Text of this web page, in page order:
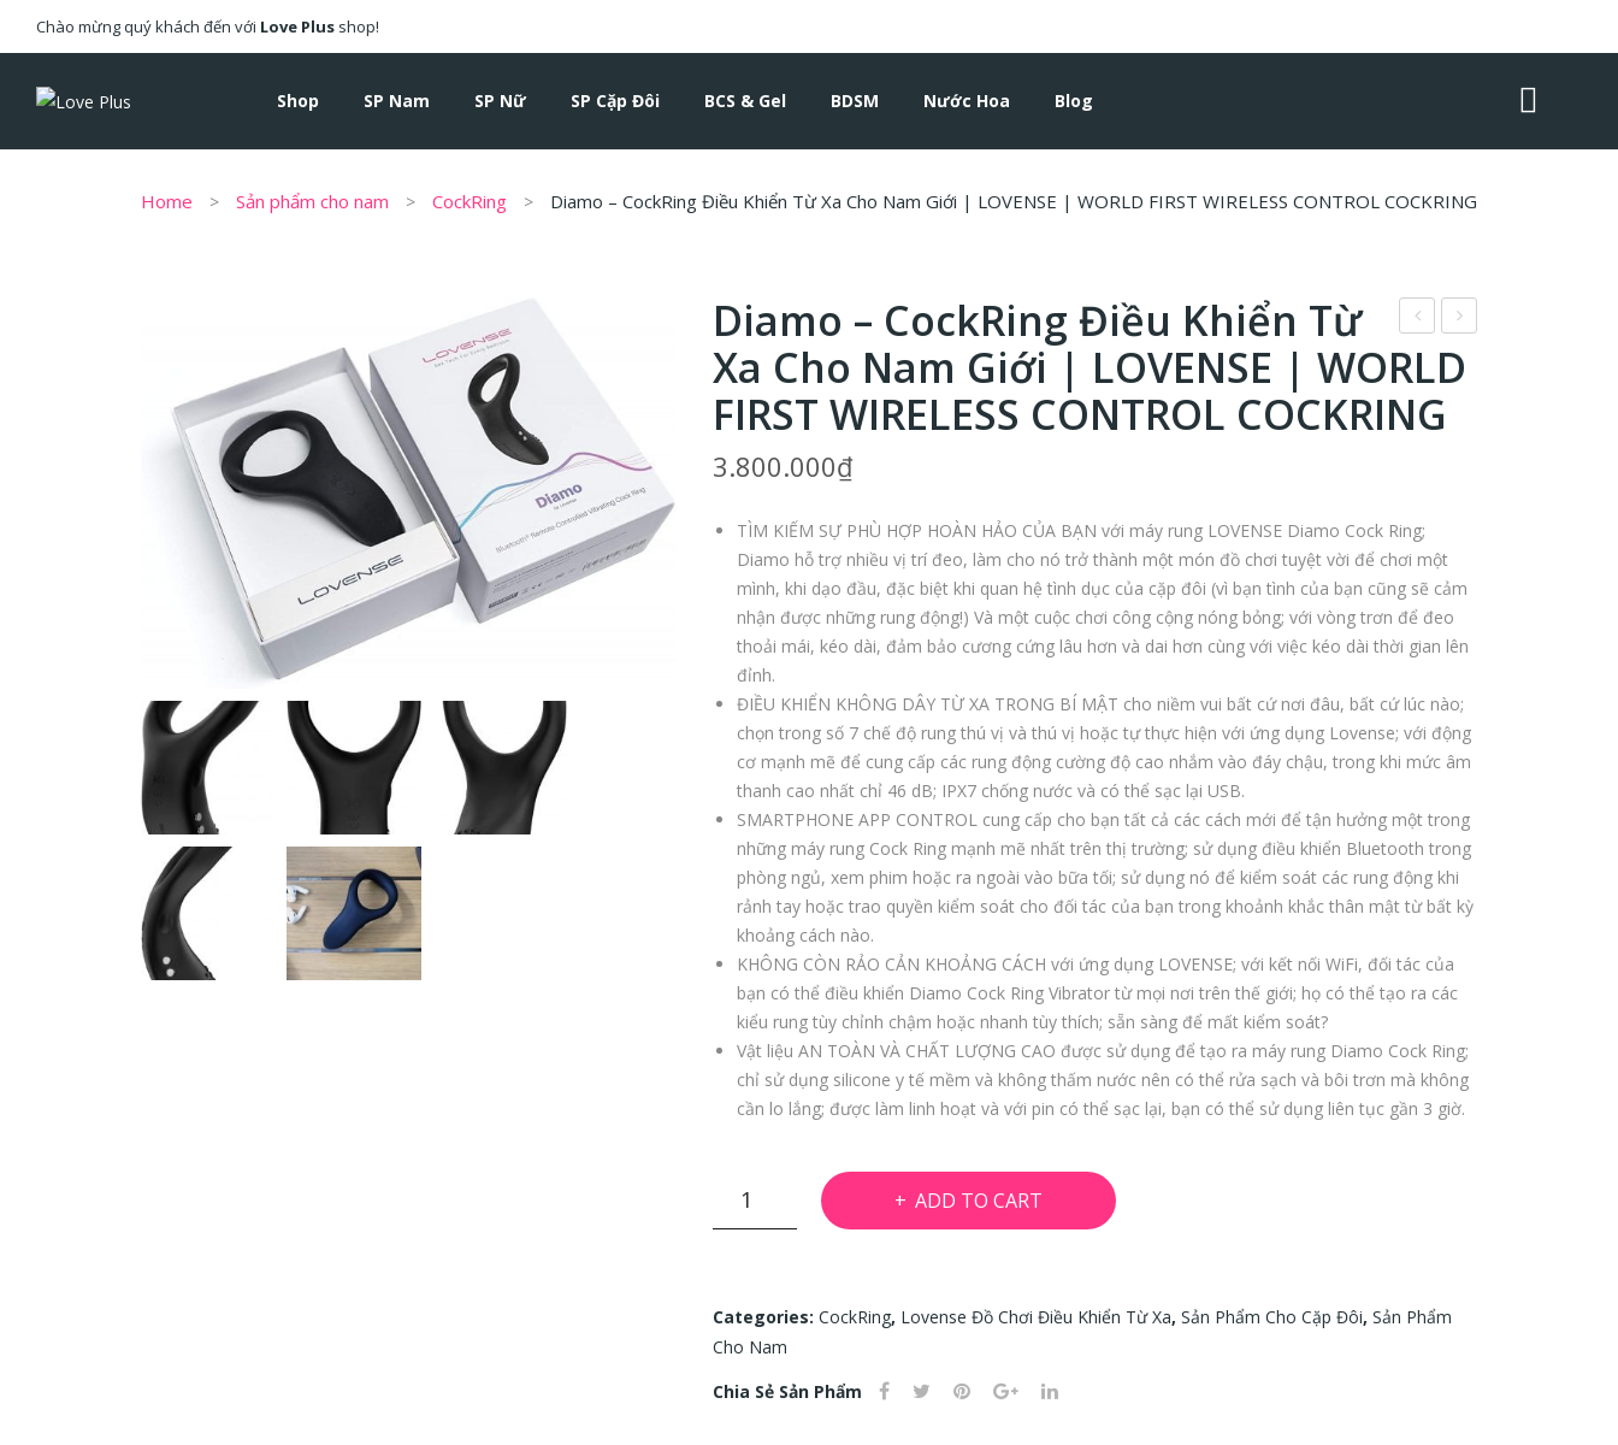
Chào mừng quý khách đến với Love Plus shop!
Shop SP Nam SP Nữ SP Cặp Đôi BCS & Gel BDSM Nước Hoa Blog
Home Sản phẩm cho nam CockRing Diamo – CockRing Điều Khiển Từ Xa Cho Nam Giới | LOVENSE | WORLD FIRST WIRELESS CONTROL COCKRING
ao
Cao
Su
X –
Siêu
Mỏ
ng
Cấu
Trú
Lục
Giá
c
Nhấ
t
Giới
(12
ung
dịch
ngư
ời
lớn
dạn
xịt
|
m &
Eve
| 4
In 1
Pur
e &
an
Foa
min
/11
Diamo – CockRing Điều Khiển Từ
Xa Cho Nam Giới | LOVENSE | WORLD
FIRST WIRELESS CONTROL COCKRING
3.800.000₫
TÌM KIẾM SỰ PHÙ HỢP HOÀN HẢO CỦA BẠN với máy rung LOVENSE Diamo Cock Ring;
Diamo hỗ trợ nhiều vị trí đeo, làm cho nó trở thành một món đồ chơi tuyệt vời để chơi một
mình, khi dạo đầu, đặc biệt khi quan hệ tình dục của cặp đôi (vì bạn tình của bạn cũng sẽ cảm
nhận được những rung động!) Và một cuộc chơi công cộng nóng bỏng; với vòng trơn để đeo
thoải mái, kéo dài, đảm bảo cương cứng lâu hơn và dai hơn cùng với việc kéo dài thời gian lên
đỉnh.
ĐIỀU KHIỂN KHÔNG DÂY TỪ XA TRONG BÍ MẬT cho niềm vui bất cứ nơi đâu, bất cứ lúc nào;
chọn trong số 7 chế độ rung thú vị và thú vị hoặc tự thực hiện với ứng dụng Lovense; với động
cơ mạnh mẽ để cung cấp các rung động cường độ cao nhắm vào đáy chậu, trong khi mức âm
thanh cao nhất chỉ 46 dB; IPX7 chống nước và có thể sạc lại USB.
SMARTPHONE APP CONTROL cung cấp cho bạn tất cả các cách mới để tận hưởng một trong
những máy rung Cock Ring mạnh mẽ nhất trên thị trường; sử dụng điều khiển Bluetooth trong
phòng ngủ, xem phim hoặc ra ngoài vào bữa tối; sử dụng nó để kiểm soát các rung động khi
rảnh tay hoặc trao quyền kiểm soát cho đối tác của bạn trong khoảnh khắc thân mật từ bất kỳ
khoảng cách nào.
KHÔNG CÒN RẢO CẢN KHOẢNG CÁCH với ứng dụng LOVENSE; với kết nối WiFi, đối tác của
bạn có thể điều khiển Diamo Cock Ring Vibrator từ mọi nơi trên thế giới; họ có thể tạo ra các
kiểu rung tùy chỉnh chậm hoặc nhanh tùy thích; sẵn sàng để mất kiểm soát?
Vật liệu AN TOÀN VÀ CHẤT LƯỢNG CAO được sử dụng để tạo ra máy rung Diamo Cock Ring;
chỉ sử dụng silicone y tế mềm và không thấm nước nên có thể rửa sạch và bôi trơn mà không
cần lo lắng; được làm linh hoạt và với pin có thể sạc lại, bạn có thể sử dụng liên tục gần 3 giờ.
Diamo
Khiển
Từ
Cho
ADD TO CART
Categories: CockRing, Lovense Đồ Chơi Điều Khiển Từ Xa, Sản Phẩm Cho Cặp Đôi, Sản Phẩm
Cho Nam
Chia Sẻ Sản Phẩm